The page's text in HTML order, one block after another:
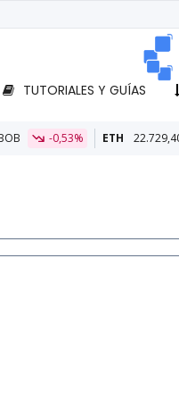
TUTORIALES Y GUÍAS
22.729,40 BOB -0,15%